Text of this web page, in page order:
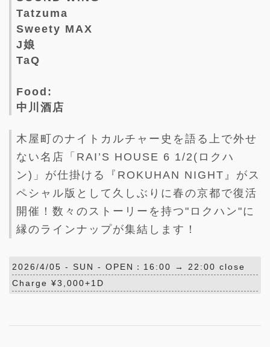
Tatzuma
Sweety MAX
J娘
TaQ
Food:
中川酒店
木屋町のナイトカルチャー史を語る上で外せ
ない名店「RAI’S HOUSE 6 1/2(ロクハ
ン)」が仕掛ける『ROKUHAN NIGHT』がス
ペシャル版として久しぶりに春の京都で復活
開催！数々のストーリーを持つ"ロクハン"に
縁のラインナップが集結します！
2026/4/05 - SUN - OPEN：16:00 → 22:00 close
Charge ¥3,000+1D